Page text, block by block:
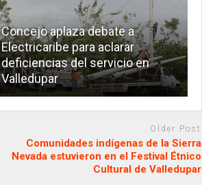
Concejo aplaza debate a
Electricaribe para aclarar
deficiencias del servicio en
Valledupar
Older Post
Comunidades indígenas de la Sierra
Nevada estuvieron en el Festival Étnico
Cultural de Valledupar